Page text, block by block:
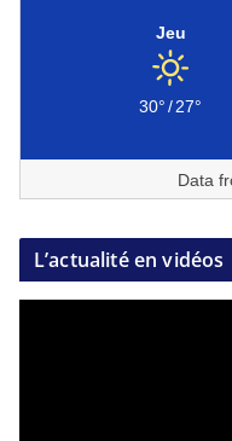
Jeu
30°/27°
Data
L’actualité en vidéos